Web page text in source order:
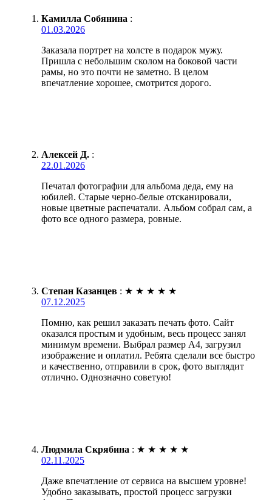
Камилла Собянина :
01.03.2026
Заказала портрет на холсте в подарок мужу.
Пришла с небольшим сколом на боковой части
рамы, но это почти не заметно. В целом
впечатление хорошее, смотрится дорого.
Алексей Д. :
22.01.2026
Печатал фотографии для альбома деда, ему на
юбилей. Старые черно-белые отсканировали,
новые цветные распечатали. Альбом собрал сам, а
фото все одного размера, ровные.
Степан Казанцев : ★ ★ ★ ★ ★
07.12.2025
Помню, как решил заказать печать фото. Сайт
оказался простым и удобным, весь процесс занял
минимум времени. Выбрал размер А4, загрузил
изображение и оплатил. Ребята сделали все быстро
и качественно, отправили в срок, фото выглядит
отлично. Однозначно советую!
Людмила Скрябина : ★ ★ ★ ★ ★
02.11.2025
Даже впечатление от сервиса на высшем уровне!
Удобно заказывать, простой процесс загрузки